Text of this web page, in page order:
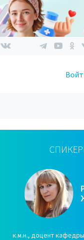
к.м.н., доцент